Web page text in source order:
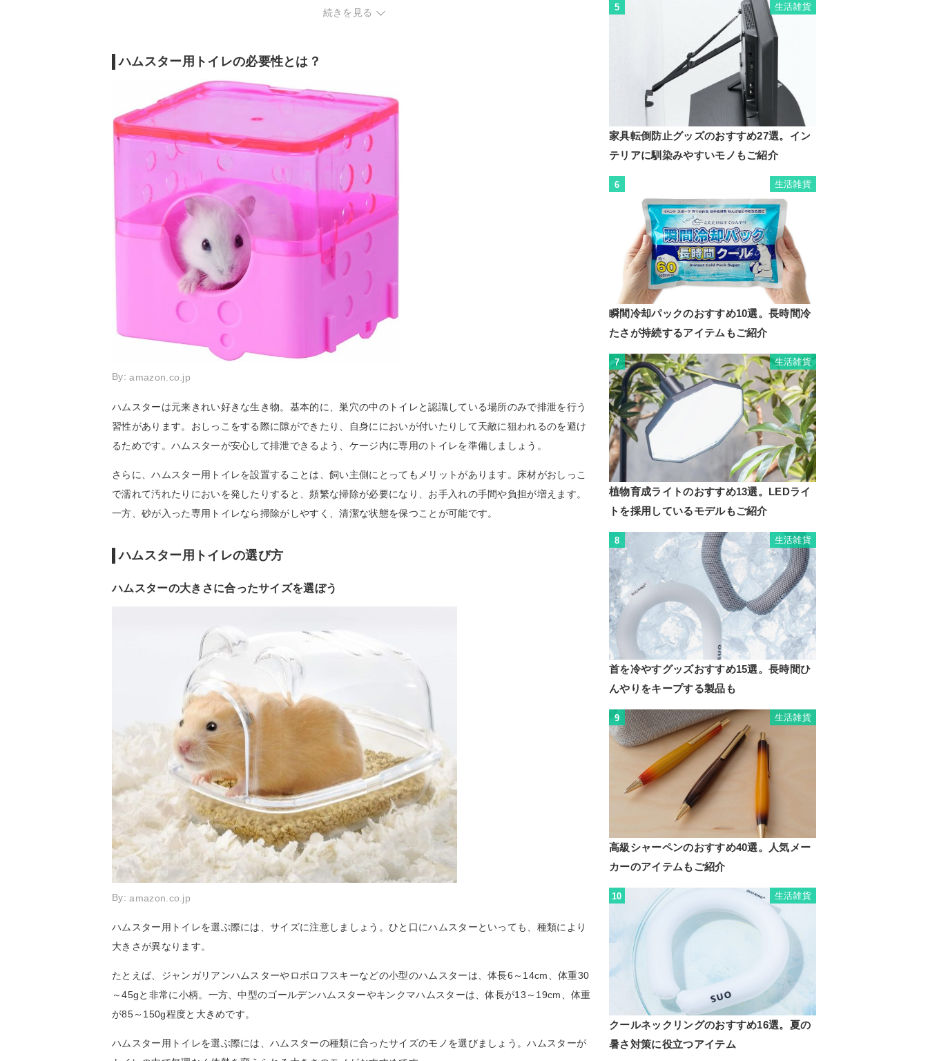
続きを見る
ハムスター用トイレの必要性とは？
By:amazon.co.jp
ハムスターは元来きれい好きな生き物。基本的に、巣穴の中のトイレと認識している場所のみで排泄を行う
習性があります。おしっこをする際に隙ができたり、自身ににおいが付いたりして天敵に狙われるのを避け
るためです。ハムスターが安心して排泄できるよう、ケージ内に専用のトイレを準備しましょう。
さらに、ハムスター用トイレを設置することは、飼い主側にとってもメリットがあります。床材がおしっこ
で濡れて汚れたりにおいを発したりすると、頻繁な掃除が必要になり、お手入れの手間や負担が増えます。
一方、砂が入った専用トイレなら掃除がしやすく、清潔な状態を保つことが可能です。
ハムスター用トイレの選び方
ハムスターの大きさに合ったサイズを選ぼう
By:amazon.co.jp
ハムスター用トイレを選ぶ際には、サイズに注意しましょう。ひと口にハムスターといっても、種類により
大きさが異なります。
たとえば、ジャンガリアンハムスターやロボロフスキーなどの小型のハムスターは、体長6～14cm、体重30
～45gと非常に小柄。一方、中型のゴールデンハムスターやキンクマハムスターは、体長が13～19cm、体重
が85～150g程度と大きめです。
ハムスター用トイレを選ぶ際には、ハムスターの種類に合ったサイズのモノを選びましょう。ハムスターが
5 生活雑貨
家具転倒防止グッズのおすすめ27選。イン
テリアに馴染みやすいモノもご紹介
6 生活雑貨
瞬間冷却パックのおすすめ10選。長時間冷
たさが持続するアイテムもご紹介
7 生活雑貨
植物育成ライトのおすすめ13選。LEDライ
トを採用しているモデルもご紹介
8 生活雑貨
首を冷やすグッズおすすめ15選。長時間ひ
んやりをキープする製品も
9 生活雑貨
高級シャーペンのおすすめ40選。人気メー
カーのアイテムもご紹介
10 生活雑貨
クールネックリングのおすすめ16選。夏の
暑さ対策に役立つアイテム